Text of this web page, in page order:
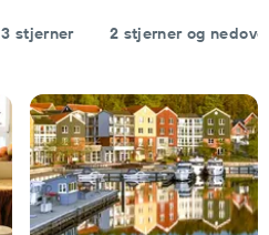
3 stjerner 2 stjerner og